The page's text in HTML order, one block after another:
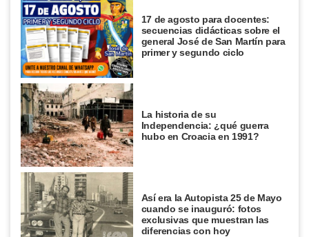
17 de agosto para docentes:
secuencias didácticas sobre el
general José de San Martín para
primer y segundo ciclo
La historia de su
Independencia: ¿qué guerra
hubo en Croacia en 1991?
Así era la Autopista 25 de Mayo
cuando se inauguró: fotos
exclusivas que muestran las
diferencias con hoy